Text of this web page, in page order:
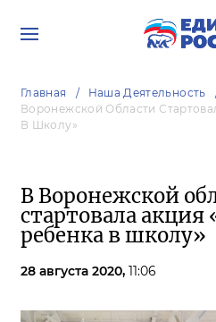
Главная Наша Деятельность
Воронежской Области
В Школу»
В Воронежской
стартовала акция
ребенка в школу»
28 августа 2020, 11:06